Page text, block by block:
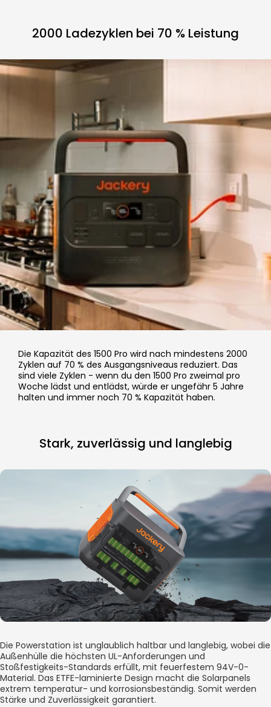
2000 Ladezyklen bei 70 % Leistung
Die Kapazität des 1500 Pro wird nach mindestens 2000
Zyklen auf 70 % des Ausgangsniveaus reduziert. Das
sind viele Zyklen - wenn du den 1500 Pro zweimal pro
Woche lädst und entlädst, würde er ungefähr 5 Jahre
halten und immer noch 70 % Kapazität haben.
Stark, zuverlässig und langlebig
Die Powerstation ist unglaublich haltbar und langlebig, wobei die
Außenhülle die höchsten UL-Anforderungen und
Stoßfestigkeits-Standards erfüllt, mit feuerfestem 94V-0-
Material. Das ETFE-laminierte Design macht die Solarpanels
extrem temperatur- und korrosionsbeständig. Somit werden
Stärke und Zuverlässigkeit garantiert.